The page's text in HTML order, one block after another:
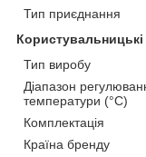
Тип приєднання
Тип виробу
Діапазон
температури (°C)
Комплектація
Країна бренду